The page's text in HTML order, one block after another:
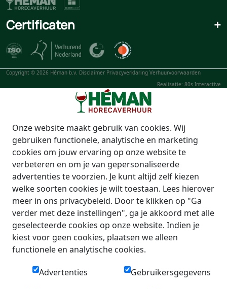
Certificaten +
Copyright © 2026 Héman b.v. Disclaimer Privacyverklaring Verhuurvoorwaarden
Realisatie: 80s Interactive
Onze website maakt gebruik van cookies. Wij
gebruiken functionele, analytische en marketing
cookies om jouw ervaring op onze website te
verbeteren en om je van gepersonaliseerde
advertenties te voorzien. Je kunt altijd zelf kiezen
welke soorten cookies je wilt toestaan. Lees hierover
meer in ons privacybeleid. Door te klikken op "Ga
verder met deze instellingen", ga je akkoord met alle
geselecteerde cookies op onze website. Indien je
kiest voor geen cookies, plaatsen we alleen
functionele en analytische cookies.
Advertenties Gebruikersgegevens